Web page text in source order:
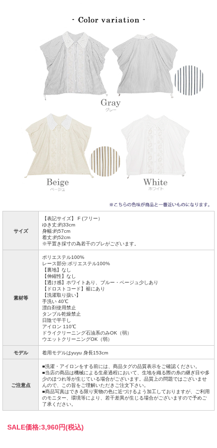
サイズ
【表記サイズ】 F (フリー）
ゆき丈:約33cm
身幅:約57cm
着丈:約52cm
※平置き採寸の為若干のブレがございます。
素材等
ポリエステル100%
レース部分:ポリエステル100%
【裏地】なし
【伸縮性】なし
【透け感】ホワイトあり、ブルー・ベージュ少しあり
【ドロストコード】裾にあり
【洗濯取り扱い】
手洗い 40℃
漂白剤使用禁止
タンブル乾燥禁止
日陰で平干し
アイロン 110℃
ドライクリーニング石油系のみOK（弱）
ウエットクリーニングOK（弱）
モデル 着用モデルはyuyu 身長153cm
ご注意点
■洗濯・アイロンをする前には、商品タグの品質表示をご確認ください。
■当店の商品は機械による生産過程において、生地を織る際の糸の継ぎ目や多
少のほつれ等が生じている場合がございます。品質上の問題ではございませ
んので、この旨をご理解いただきご注文下さい。
■商品写真はできる限り実物の色に近づけるよう加工しておりますが、ご利用
のモニター、環境等により、若干差異が生じる場合がございますので予めご
了承ください。
SALE価格:3,960円(税込)